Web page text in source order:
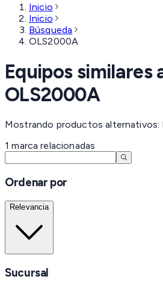
Inicio
Inicio
Búsqueda
OLS2000A
Equipos similares
OLS2000A
Mostrando productos alternativos:
1 marca relacionadas
Ordenar por
Relevancia
Sucursal